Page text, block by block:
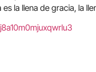
es la llena de gracia, la